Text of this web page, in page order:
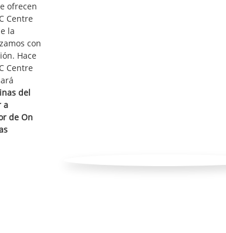
ofrecen
Centre
la
con
Hace
Centre
del
a
de On